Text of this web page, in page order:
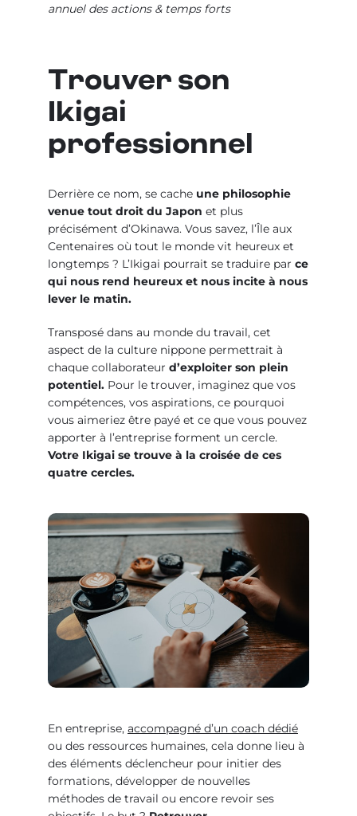
annuel des actions & temps forts
Trouver son
Ikigai
professionnel
Derrière ce nom, se cache une philosophie
venue tout droit du Japon et plus
précisément d’Okinawa. Vous savez, l’Île aux
Centenaires où tout le monde vit heureux et
longtemps ? L’Ikigai pourrait se traduire par ce
qui nous rend heureux et nous incite à nous
lever le matin.
Transposé dans au monde du travail, cet
aspect de la culture nippone permettrait à
chaque collaborateur d’exploiter son plein
potentiel. Pour le trouver, imaginez que vos
compétences, vos aspirations, ce pourquoi
vous aimeriez être payé et ce que vous pouvez
apporter à l’entreprise forment un cercle.
Votre Ikigai se trouve à la croisée de ces
quatre cercles.
En entreprise, accompagné d’un coach dédié
ou des ressources humaines, cela donne lieu à
des éléments déclencheur pour initier des
formations, développer de nouvelles
méthodes de travail ou encore revoir ses